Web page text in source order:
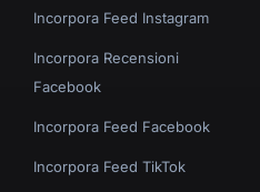
Incorpora Feed Instagram
Incorpora Recensioni
Facebook
Incorpora Feed Facebook
Incorpora Feed TikTok